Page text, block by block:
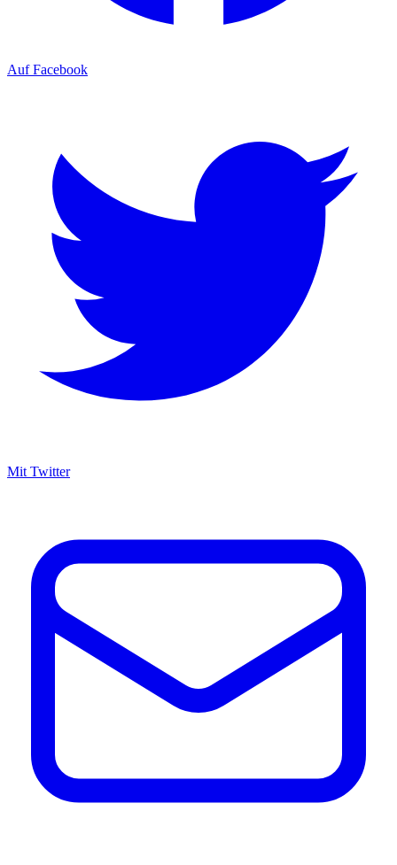
Auf Facebook
Mit Twitter